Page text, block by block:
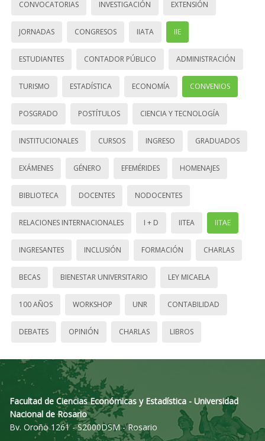
CONVOCATORIAS INVESTIGACIÓN EXTENSIÓN
JORNADAS CONGRESOS IIATA IIE
ESTUDIANTES CONTADOR PÚBLICO ADMINISTRACIÓN
TURISMO ESTADÍSTICA ECONOMÍA CONVENIOS
POSGRADO POSTÍTULOS CIENCIA Y TECNOLOGÍA
INSTITUCIONALES CURSOS INGRESO GRADUADOS
EXÁMENES GÉNERO EFEMÉRIDES HOMENAJES
BIBLIOTECA DOCENTES NODOCENTES
RELACIONES INTERNACIONALES I + D IITEA IITAE
INGRESANTES INCLUSIÓN FORMACIÓN CHARLAS
BECAS BIENESTAR UNIVERSITARIO LEY MICAELA
100 AÑOS WORKSHOP UNR CONTABILIDAD
DEBATES OPINIÓN CHARLAS LIBROS
Facultad de Ciencias Económicas y Estadística - Universidad
Nacional de Rosario
Bv. Oroño 1261 - S2000DSM - Rosario